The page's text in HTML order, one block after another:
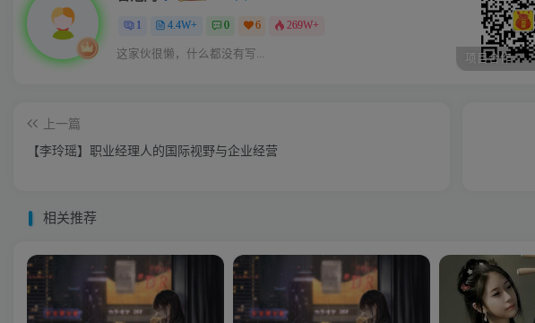
1 4.4W+ 0 6 269W+
这家伙很懒，什么都没有写... 项目合作
上一篇
【李玲瑶】职业经理人的国际视野与企业经营
相关推荐